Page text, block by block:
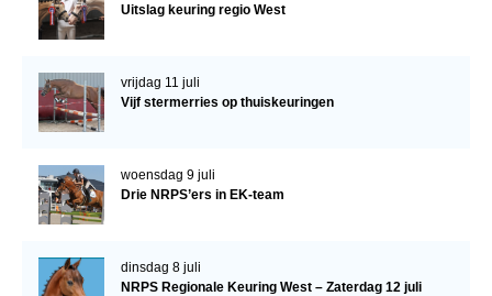
Uitslag keuring regio West
vrijdag 11 juli
Vijf stermerries op thuiskeuringen
woensdag 9 juli
Drie NRPS’ers in EK-team
dinsdag 8 juli
NRPS Regionale Keuring West – Zaterdag 12 juli